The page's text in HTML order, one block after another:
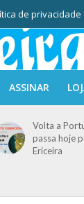
de privacidade
ASSINAR
Volta a
passa hoje
Ericeira